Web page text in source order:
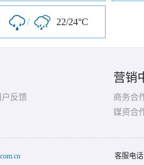
/ 22/24°C
户反馈
营销
商务合
媒资合
客服电